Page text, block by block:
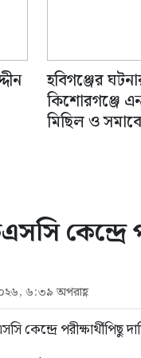
হবিগঞ্জের
কিশোরগঞ্জে
মিছিল ও
কেন্দ্রে
৬:৩৯ অপরাহ্ণ